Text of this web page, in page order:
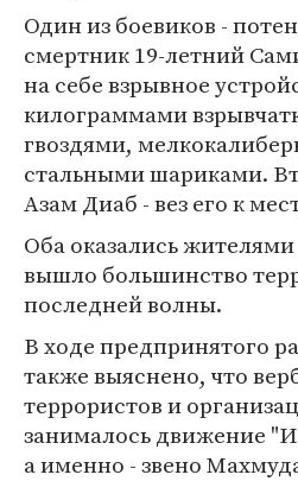
Один из боевиков -
смертник 19-летний
на себе взрывное
килограммами
гвоздями,
стальными шариками.
Азам Диаб - вез его к
Оба оказались
вышло большинство
последней волны.
В ходе предпринятого
также выяснено, что
террористов и
занималось движение
а именно - звено